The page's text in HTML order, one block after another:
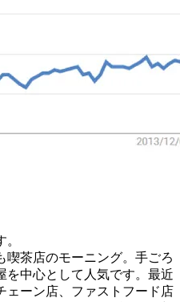
喫茶店のモーニング。手ごろ
を中心として人気です。最近
ェーン店、ファストフード店